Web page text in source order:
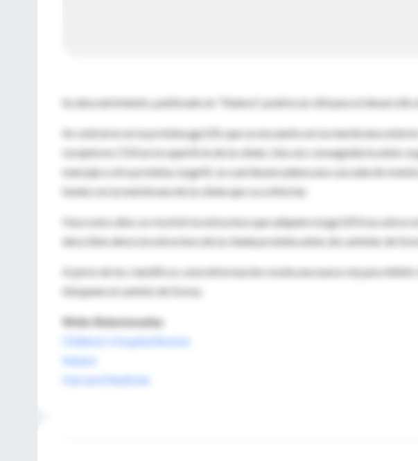
Su descubrimiento, publicado en "Nature", podría ser útil para el desarrollo
Se centraron en la proteína gp120, que se encuentra en la membrana
receptores CD4 en la superficie de la célula. Una vez conseguida la unión,
mensaje a otra proteína, la gp41, la cual desencadena una cascada de
funda con la membrana de la célula que va a infectar.
Hace unos años se resolvió la estructura que adquiera la gp120 tras
describen ahora la estructura de la citada proteína antes de cambiar de
A juicio de los científicos, esta información revela una nueva vía para
bloqueen el cambio de forma.
Webs Relacionadas
Children's Hospital Boston
Nature
Harvard Medicine